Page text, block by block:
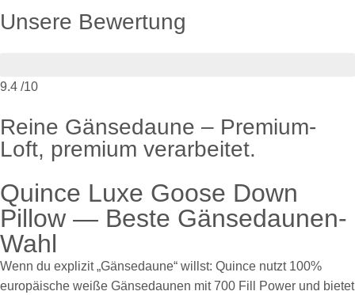
Unsere Bewertung
9.4 /10
Reine Gänsedaune – Premium-
Loft, premium verarbeitet.
Quince Luxe Goose Down
Pillow — Beste Gänsedaunen-
Wahl
Wenn du explizit „Gänsedaune“ willst: Quince nutzt 100%
europäische weiße Gänsedaunen mit 700 Fill Power und bietet